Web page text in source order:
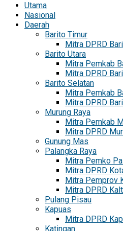
Utama
Nasional
Daerah
Barito Timur
Mitra DPRD
Barito Utara
Mitra Pemkab
Mitra DPRD
Barito Selatan
Mitra Pemkab
Mitra DPRD
Murung Raya
Mitra Pemkab
Mitra DPRD
Gunung Mas
Palangka Raya
Mitra Pemko
Mitra DPRD
Mitra Pemprov
Mitra DPRD
Pulang Pisau
Kapuas
Mitra DPRD
Katingan